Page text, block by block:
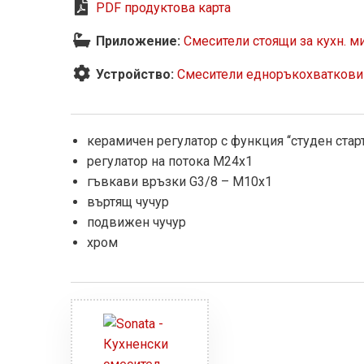
PDF продуктова карта
Приложение: Смесители стоящи за кухн.
Устройство: Смесители едноръкохваткови
керамичен регулатор с функция ‘‘студен
регулатор на потока M24x1
гъвкави връзки G3/8 – M10x1
въртящ чучур
подвижен чучур
хром